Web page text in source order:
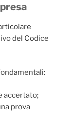
del Codice
accertato;
prova